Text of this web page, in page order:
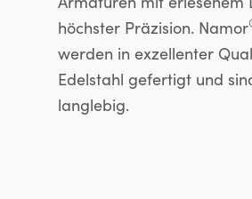
höchster Präzision. Namor
werden in exzellenter
Edelstahl gefertigt und
langlebig.